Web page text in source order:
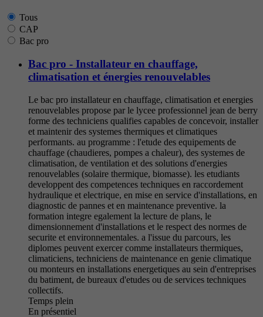
Tous
CAP
Bac pro
Bac pro - Installateur en chauffage,
climatisation et énergies renouvelables
Le bac pro installateur en chauffage, climatisation et energies
renouvelables propose par le lycee professionnel jean de berry
forme des techniciens qualifies capables de concevoir, installer
et maintenir des systemes thermiques et climatiques
performants. au programme : l'etude des equipements de
chauffage (chaudieres, pompes a chaleur), des systemes de
climatisation, de ventilation et des solutions d'energies
renouvelables (solaire thermique, biomasse). les etudiants
developpent des competences techniques en raccordement
hydraulique et electrique, en mise en service d'installations, en
diagnostic de pannes et en maintenance preventive. la
formation integre egalement la lecture de plans, le
dimensionnement d'installations et le respect des normes de
securite et environnementales. a l'issue du parcours, les
diplomes peuvent exercer comme installateurs thermiques,
climaticiens, techniciens de maintenance en genie climatique
ou monteurs en installations energetiques au sein d'entreprises
du batiment, de bureaux d'etudes ou de services techniques
collectifs.
Temps plein
En présentiel